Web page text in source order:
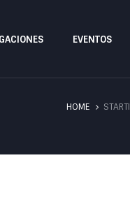
EVENTOS
HOME